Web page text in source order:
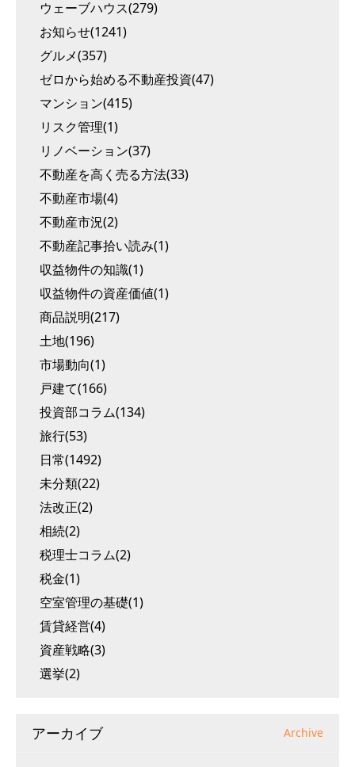
ウェーブハウス(279)
お知らせ(1241)
グルメ(357)
ゼロから始める不動産投資(47)
マンション(415)
リスク管理(1)
リノベーション(37)
不動産を高く売る方法(33)
不動産市場(4)
不動産市況(2)
不動産記事拾い読み(1)
収益物件の知識(1)
収益物件の資産価値(1)
商品説明(217)
土地(196)
市場動向(1)
戸建て(166)
投資部コラム(134)
旅行(53)
日常(1492)
未分類(22)
法改正(2)
相続(2)
税理士コラム(2)
税金(1)
空室管理の基礎(1)
賃貸経営(4)
資産戦略(3)
選挙(2)
アーカイブ Archive